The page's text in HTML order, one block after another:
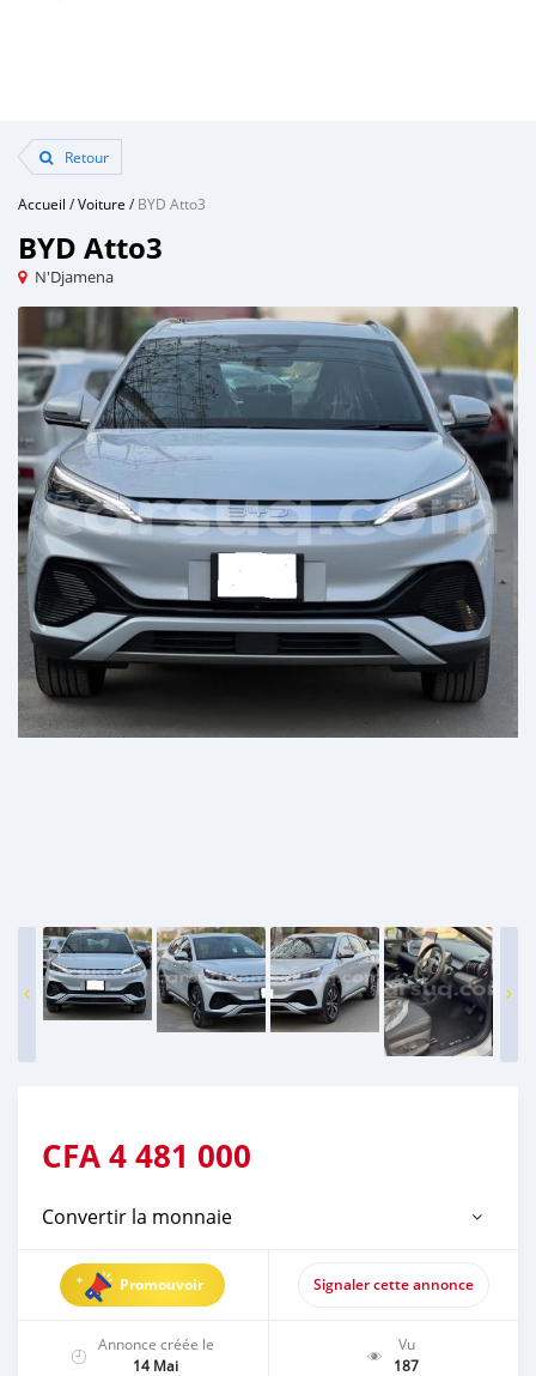
Retour
Accueil /Voiture /BYD Atto3
BYD Atto3
N'Djamena
CFA4 481 000
Convertir la monnaie
Promouvoir Signaler cette annonce
Annonce créée le
14 Mai
Vu
187